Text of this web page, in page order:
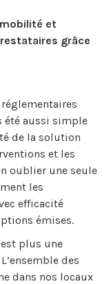
et
grâce
été aussi simple
de la solution
et les
oublier une seule
les
efficacité
émises.
plus une
des
dans nos locaux